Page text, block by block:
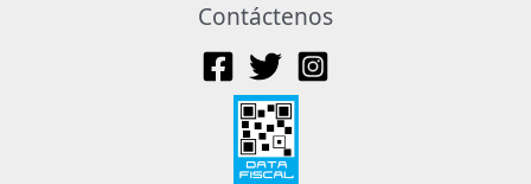
Contáctenos